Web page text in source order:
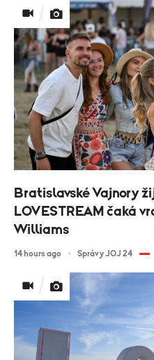
Bratislavské Vajnory
LOVESTREAM čaká
Williams
14 hours ago Správy JOJ 24